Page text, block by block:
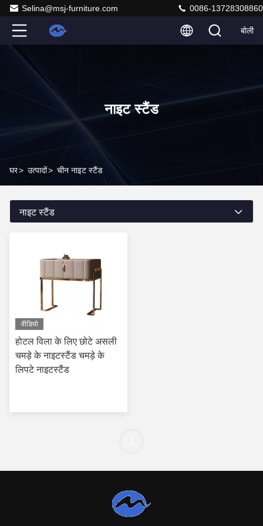
Selina@msj-furniture.com 0086-13728308860
बोली
नाइट स्टैंड
घर> उत्पादों> चीन नाइट स्टैंड
नाइट स्टैंड
वीडियो
होटल विला के लिए छोटे असली
चमड़े के नाइटस्टैंड चमड़े के
लिपटे नाइटस्टैंड